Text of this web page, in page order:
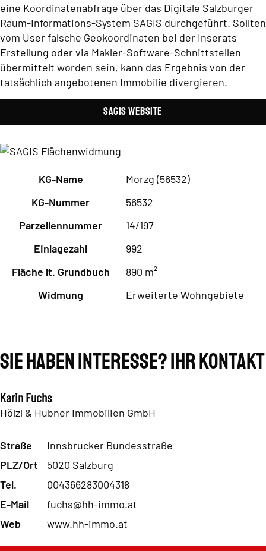
eine Koordinatenabfrage über das Digitale Salzburger
Raum-Informations-System SAGIS durchgeführt. Sollten
vom User falsche Geokoordinaten bei der Inserats
Erstellung oder via Makler-Software-Schnittstellen
übermittelt worden sein, kann das Ergebnis von der
tatsächlich angebotenen Immobilie divergieren.
SAGIS Website
KG-Name
Morzg (56532)
KG-Nummer
56532
Parzellennummer
14/197
Einlagezahl
992
Fläche lt. Grundbuch
890 m²
Widmung
Erweiterte Wohngebiete
Sie haben Interesse? Ihr Kontakt
Karin Fuchs
Hölzl & Hubner Immobilien GmbH
Straße
Innsbrucker Bundesstraße
PLZ/Ort
5020 Salzburg
Tel.
004366283004318
E-Mail
fuchs@hh-immo.at
Web
www.hh-immo.at